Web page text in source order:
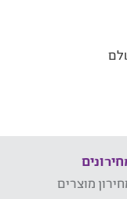
מוצרים